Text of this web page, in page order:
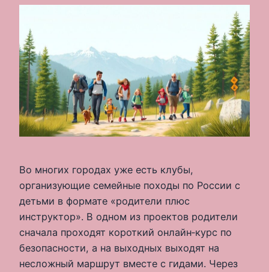
Во многих городах уже есть клубы,
организующие семейные походы по России с
детьми в формате «родители плюс
инструктор». В одном из проектов родители
сначала проходят короткий онлайн‑курс по
безопасности, а на выходных выходят на
несложный маршрут вместе с гидами. Через